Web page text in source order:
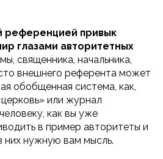
референцией привык
глазами авторитетных
священника, начальника,
внешнего референта может
обобщенная система, как,
или журнал
как вы уже
в пример авторитеты и
них нужную вам мысль.